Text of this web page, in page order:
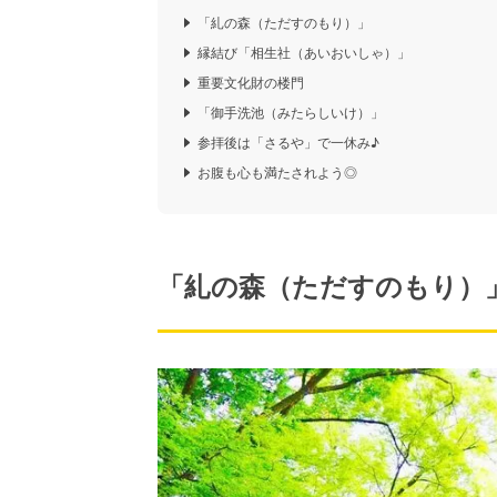
「糺の森（ただすのもり）」
縁結び「相生社（あいおいしゃ）」
重要文化財の楼門
「御手洗池（みたらしいけ）」
参拝後は「さるや」で一休み♪
お腹も心も満たされよう◎
「糺の森（ただすのもり）